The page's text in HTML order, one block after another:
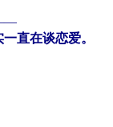
直在谈恋爱。